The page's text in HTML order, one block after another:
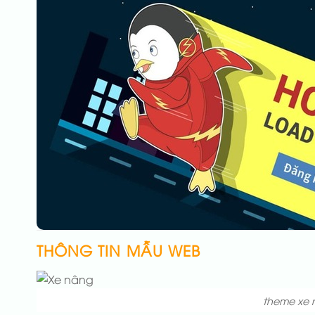
THÔNG TIN MẪU WEB
theme xe